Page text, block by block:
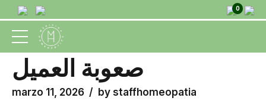
0
UNCATEGORIZED
صعوبة العميل
marzo 11, 2026 by staffhomeopatia